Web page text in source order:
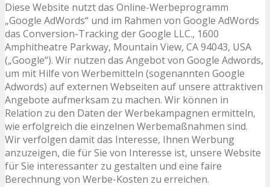
Diese Website nutzt das Online-Werbeprogramm
„Google AdWords“ und im Rahmen von Google AdWords
das Conversion-Tracking der Google LLC., 1600
Amphitheatre Parkway, Mountain View, CA 94043, USA
(„Google“). Wir nutzen das Angebot von Google Adwords,
um mit Hilfe von Werbemitteln (sogenannten Google
Adwords) auf externen Webseiten auf unsere attraktiven
Angebote aufmerksam zu machen. Wir können in
Relation zu den Daten der Werbekampagnen ermitteln,
wie erfolgreich die einzelnen Werbemaßnahmen sind.
Wir verfolgen damit das Interesse, Ihnen Werbung
anzuzeigen, die für Sie von Interesse ist, unsere Website
für Sie interessanter zu gestalten und eine faire
Berechnung von Werbe-Kosten zu erreichen.